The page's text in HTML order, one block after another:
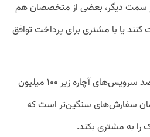
سمت دیگر، بعضی از متخصصان هم
یا با مشتری برای پرداخت توافق
به گفته او شاید حدود ۸۰ درصد سرویس‌های آچاره زیر ۱۰۰ میلیون
سفارش‌های سنگین‌تر است که